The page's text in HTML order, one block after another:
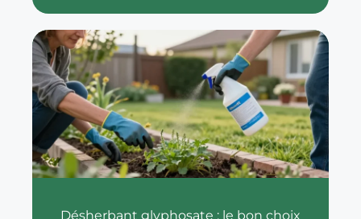
Désherbant glyphosate : le bon choix